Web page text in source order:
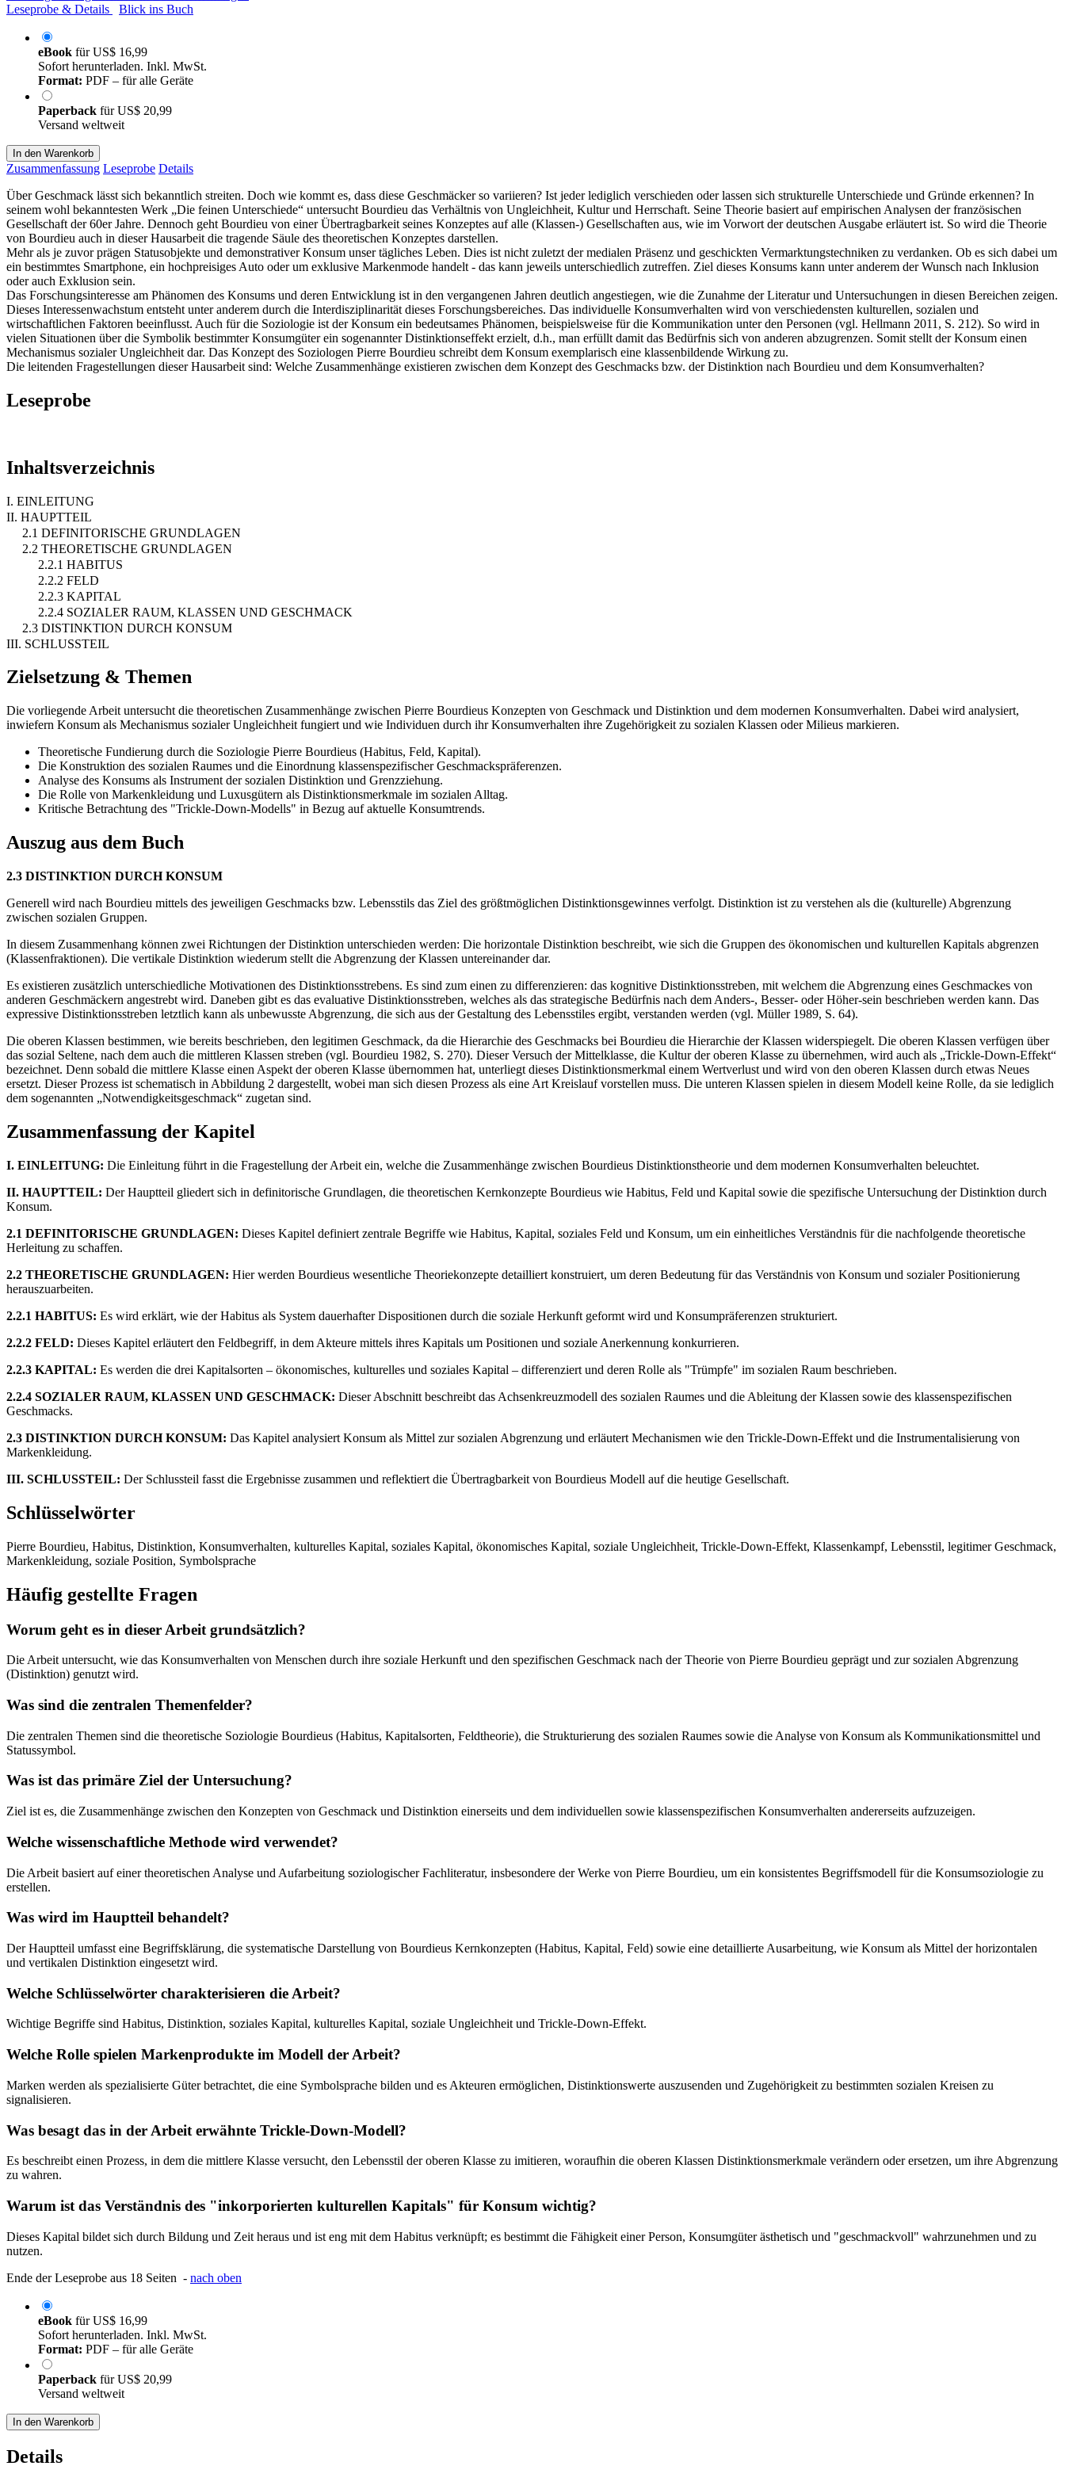
Leseprobe & Details
Blick ins Buch
eBook fürUS$ 16,99
Sofort herunterladen. Inkl. MwSt.
Format: PDF – für alle Geräte
Paperback fürUS$ 20,99
Versand weltweit
In den Warenkorb
Zusammenfassung Leseprobe Details
Über Geschmack lässt sich bekanntlich streiten. Doch wie kommt es, dass diese Geschmäcker so variieren? Ist jeder lediglich verschieden oder lassen sich strukturelle Unterschiede und Gründe erkennen? In
seinem wohl bekanntesten Werk „Die feinen Unterschiede“ untersucht Bourdieu das Verhältnis von Ungleichheit, Kultur und Herrschaft. Seine Theorie basiert auf empirischen Analysen der französischen
Gesellschaft der 60er Jahre. Dennoch geht Bourdieu von einer Übertragbarkeit seines Konzeptes auf alle (Klassen-) Gesellschaften aus, wie im Vorwort der deutschen Ausgabe erläutert ist. So wird die Theorie
von Bourdieu auch in dieser Hausarbeit die tragende Säule des theoretischen Konzeptes darstellen.
Mehr als je zuvor prägen Statusobjekte und demonstrativer Konsum unser tägliches Leben. Dies ist nicht zuletzt der medialen Präsenz und geschickten Vermarktungstechniken zu verdanken. Ob es sich dabei um
ein bestimmtes Smartphone, ein hochpreisiges Auto oder um exklusive Markenmode handelt - das kann jeweils unterschiedlich zutreffen. Ziel dieses Konsums kann unter anderem der Wunsch nach Inklusion
oder auch Exklusion sein.
Das Forschungsinteresse am Phänomen des Konsums und deren Entwicklung ist in den vergangenen Jahren deutlich angestiegen, wie die Zunahme der Literatur und Untersuchungen in diesen Bereichen zeigen.
Dieses Interessenwachstum entsteht unter anderem durch die Interdisziplinarität dieses Forschungsbereiches. Das individuelle Konsumverhalten wird von verschiedensten kulturellen, sozialen und
wirtschaftlichen Faktoren beeinflusst. Auch für die Soziologie ist der Konsum ein bedeutsames Phänomen, beispielsweise für die Kommunikation unter den Personen (vgl. Hellmann 2011, S. 212). So wird in
vielen Situationen über die Symbolik bestimmter Konsumgüter ein sogenannter Distinktionseffekt erzielt, d.h., man erfüllt damit das Bedürfnis sich von anderen abzugrenzen. Somit stellt der Konsum einen
Mechanismus sozialer Ungleichheit dar. Das Konzept des Soziologen Pierre Bourdieu schreibt dem Konsum exemplarisch eine klassenbildende Wirkung zu.
Die leitenden Fragestellungen dieser Hausarbeit sind: Welche Zusammenhänge existieren zwischen dem Konzept des Geschmacks bzw. der Distinktion nach Bourdieu und dem Konsumverhalten?
Leseprobe
Inhaltsverzeichnis
I. EINLEITUNG
II. HAUPTTEIL
2.1 DEFINITORISCHE GRUNDLAGEN
2.2 THEORETISCHE GRUNDLAGEN
2.2.1 HABITUS
2.2.2 FELD
2.2.3 KAPITAL
2.2.4 SOZIALER RAUM, KLASSEN UND GESCHMACK
2.3 DISTINKTION DURCH KONSUM
III. SCHLUSSTEIL
Zielsetzung & Themen
Die vorliegende Arbeit untersucht die theoretischen Zusammenhänge zwischen Pierre Bourdieus Konzepten von Geschmack und Distinktion und dem modernen Konsumverhalten. Dabei wird analysiert,
inwiefern Konsum als Mechanismus sozialer Ungleichheit fungiert und wie Individuen durch ihr Konsumverhalten ihre Zugehörigkeit zu sozialen Klassen oder Milieus markieren.
Theoretische Fundierung durch die Soziologie Pierre Bourdieus (Habitus, Feld, Kapital).
Die Konstruktion des sozialen Raumes und die Einordnung klassenspezifischer Geschmackspräferenzen.
Analyse des Konsums als Instrument der sozialen Distinktion und Grenzziehung.
Die Rolle von Markenkleidung und Luxusgütern als Distinktionsmerkmale im sozialen Alltag.
Kritische Betrachtung des "Trickle-Down-Modells" in Bezug auf aktuelle Konsumtrends.
Auszug aus dem Buch
2.3 DISTINKTION DURCH KONSUM
Generell wird nach Bourdieu mittels des jeweiligen Geschmacks bzw. Lebensstils das Ziel des größtmöglichen Distinktionsgewinnes verfolgt. Distinktion ist zu verstehen als die (kulturelle) Abgrenzung
zwischen sozialen Gruppen.
In diesem Zusammenhang können zwei Richtungen der Distinktion unterschieden werden: Die horizontale Distinktion beschreibt, wie sich die Gruppen des ökonomischen und kulturellen Kapitals abgrenzen
(Klassenfraktionen). Die vertikale Distinktion wiederum stellt die Abgrenzung der Klassen untereinander dar.
Es existieren zusätzlich unterschiedliche Motivationen des Distinktionsstrebens. Es sind zum einen zu differenzieren: das kognitive Distinktionsstreben, mit welchem die Abgrenzung eines Geschmackes von
anderen Geschmäckern angestrebt wird. Daneben gibt es das evaluative Distinktionsstreben, welches als das strategische Bedürfnis nach dem Anders-, Besser- oder Höher-sein beschrieben werden kann. Das
expressive Distinktionsstreben letztlich kann als unbewusste Abgrenzung, die sich aus der Gestaltung des Lebensstiles ergibt, verstanden werden (vgl. Müller 1989, S. 64).
Die oberen Klassen bestimmen, wie bereits beschrieben, den legitimen Geschmack, da die Hierarchie des Geschmacks bei Bourdieu die Hierarchie der Klassen widerspiegelt. Die oberen Klassen verfügen über
das sozial Seltene, nach dem auch die mittleren Klassen streben (vgl. Bourdieu 1982, S. 270). Dieser Versuch der Mittelklasse, die Kultur der oberen Klasse zu übernehmen, wird auch als „Trickle-Down-Effekt“
bezeichnet. Denn sobald die mittlere Klasse einen Aspekt der oberen Klasse übernommen hat, unterliegt dieses Distinktionsmerkmal einem Wertverlust und wird von den oberen Klassen durch etwas Neues
ersetzt. Dieser Prozess ist schematisch in Abbildung 2 dargestellt, wobei man sich diesen Prozess als eine Art Kreislauf vorstellen muss. Die unteren Klassen spielen in diesem Modell keine Rolle, da sie lediglich
dem sogenannten „Notwendigkeitsgeschmack“ zugetan sind.
Zusammenfassung der Kapitel
I. EINLEITUNG: Die Einleitung führt in die Fragestellung der Arbeit ein, welche die Zusammenhänge zwischen Bourdieus Distinktionstheorie und dem modernen Konsumverhalten beleuchtet.
II. HAUPTTEIL: Der Hauptteil gliedert sich in definitorische Grundlagen, die theoretischen Kernkonzepte Bourdieus wie Habitus, Feld und Kapital sowie die spezifische Untersuchung der Distinktion durch
Konsum.
2.1 DEFINITORISCHE GRUNDLAGEN: Dieses Kapitel definiert zentrale Begriffe wie Habitus, Kapital, soziales Feld und Konsum, um ein einheitliches Verständnis für die nachfolgende theoretische
Herleitung zu schaffen.
2.2 THEORETISCHE GRUNDLAGEN: Hier werden Bourdieus wesentliche Theoriekonzepte detailliert konstruiert, um deren Bedeutung für das Verständnis von Konsum und sozialer Positionierung
herauszuarbeiten.
2.2.1 HABITUS: Es wird erklärt, wie der Habitus als System dauerhafter Dispositionen durch die soziale Herkunft geformt wird und Konsumpräferenzen strukturiert.
2.2.2 FELD: Dieses Kapitel erläutert den Feldbegriff, in dem Akteure mittels ihres Kapitals um Positionen und soziale Anerkennung konkurrieren.
2.2.3 KAPITAL: Es werden die drei Kapitalsorten – ökonomisches, kulturelles und soziales Kapital – differenziert und deren Rolle als "Trümpfe" im sozialen Raum beschrieben.
2.2.4 SOZIALER RAUM, KLASSEN UND GESCHMACK: Dieser Abschnitt beschreibt das Achsenkreuzmodell des sozialen Raumes und die Ableitung der Klassen sowie des klassenspezifischen
Geschmacks.
2.3 DISTINKTION DURCH KONSUM: Das Kapitel analysiert Konsum als Mittel zur sozialen Abgrenzung und erläutert Mechanismen wie den Trickle-Down-Effekt und die Instrumentalisierung von
Markenkleidung.
III. SCHLUSSTEIL: Der Schlussteil fasst die Ergebnisse zusammen und reflektiert die Übertragbarkeit von Bourdieus Modell auf die heutige Gesellschaft.
Schlüsselwörter
Pierre Bourdieu, Habitus, Distinktion, Konsumverhalten, kulturelles Kapital, soziales Kapital, ökonomisches Kapital, soziale Ungleichheit, Trickle-Down-Effekt, Klassenkampf, Lebensstil, legitimer Geschmack,
Markenkleidung, soziale Position, Symbolsprache
Häufig gestellte Fragen
Worum geht es in dieser Arbeit grundsätzlich?
Die Arbeit untersucht, wie das Konsumverhalten von Menschen durch ihre soziale Herkunft und den spezifischen Geschmack nach der Theorie von Pierre Bourdieu geprägt und zur sozialen Abgrenzung
(Distinktion) genutzt wird.
Was sind die zentralen Themenfelder?
Die zentralen Themen sind die theoretische Soziologie Bourdieus (Habitus, Kapitalsorten, Feldtheorie), die Strukturierung des sozialen Raumes sowie die Analyse von Konsum als Kommunikationsmittel und
Statussymbol.
Was ist das primäre Ziel der Untersuchung?
Ziel ist es, die Zusammenhänge zwischen den Konzepten von Geschmack und Distinktion einerseits und dem individuellen sowie klassenspezifischen Konsumverhalten andererseits aufzuzeigen.
Welche wissenschaftliche Methode wird verwendet?
Die Arbeit basiert auf einer theoretischen Analyse und Aufarbeitung soziologischer Fachliteratur, insbesondere der Werke von Pierre Bourdieu, um ein konsistentes Begriffsmodell für die Konsumsoziologie zu
erstellen.
Was wird im Hauptteil behandelt?
Der Hauptteil umfasst eine Begriffsklärung, die systematische Darstellung von Bourdieus Kernkonzepten (Habitus, Kapital, Feld) sowie eine detaillierte Ausarbeitung, wie Konsum als Mittel der horizontalen
und vertikalen Distinktion eingesetzt wird.
Welche Schlüsselwörter charakterisieren die Arbeit?
Wichtige Begriffe sind Habitus, Distinktion, soziales Kapital, kulturelles Kapital, soziale Ungleichheit und Trickle-Down-Effekt.
Welche Rolle spielen Markenprodukte im Modell der Arbeit?
Marken werden als spezialisierte Güter betrachtet, die eine Symbolsprache bilden und es Akteuren ermöglichen, Distinktionswerte auszusenden und Zugehörigkeit zu bestimmten sozialen Kreisen zu
signalisieren.
Was besagt das in der Arbeit erwähnte Trickle-Down-Modell?
Es beschreibt einen Prozess, in dem die mittlere Klasse versucht, den Lebensstil der oberen Klasse zu imitieren, woraufhin die oberen Klassen Distinktionsmerkmale verändern oder ersetzen, um ihre Abgrenzung
zu wahren.
Warum ist das Verständnis des "inkorporierten kulturellen Kapitals" für Konsum wichtig?
Dieses Kapital bildet sich durch Bildung und Zeit heraus und ist eng mit dem Habitus verknüpft; es bestimmt die Fähigkeit einer Person, Konsumgüter ästhetisch und "geschmackvoll" wahrzunehmen und zu
nutzen.
Ende der Leseprobe aus 18 Seiten - nach oben
eBook fürUS$ 16,99
Sofort herunterladen. Inkl. MwSt.
Format: PDF – für alle Geräte
Paperback fürUS$ 20,99
Versand weltweit
In den Warenkorb
Details